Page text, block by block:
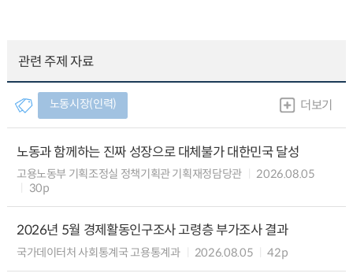
관련 주제 자료
노동시장(인력) 더보기
노동과 함께하는 진짜 성장으로 대체불가 대한민국 달성
고용노동부 기획조정실 정책기획관 기획재정담당관
2026.08.05
30p
2026년 5월 경제활동인구조사 고령층 부가조사 결과
국가데이터처 사회통계국 고용통계과 2026.08.05 42p